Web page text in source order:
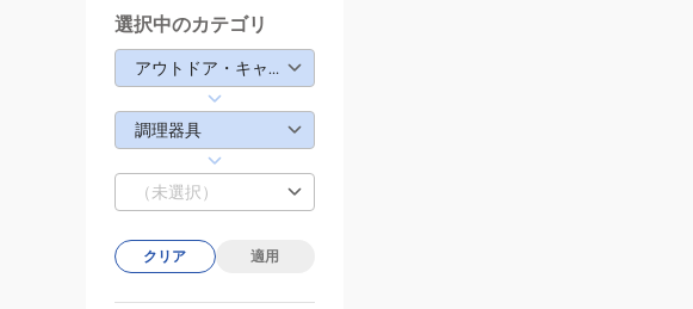
選択中のカテゴリ
アウトドア・キャンプ
調理器具
（未選択）
クリア 適用